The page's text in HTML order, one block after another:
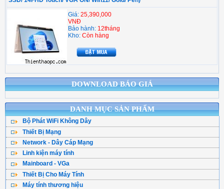
DOWNLOAD BÁO GIÁ
DANH MỤC SẢN PHẨM
Bộ Phát WiFi Không Dây
Bộ Phát WiFi TPLink
WiFi Tenda - DLink
WiFi Totolink - Hik
WiFi Mercusys
WiFi Asus
Thiết Bị Mạng
WiFi Mesh
WiFi Gắn Trần
Kích Sóng WiFi
WiFi Router 4G
Network - Dây Cáp Mạng
Cáp Mạng ( Cuộn )
Cân Bằng Tải
Hạt Bấm Mạng
Linh kiện máy tính
CPU - Bộ vi xử lý
Ổ Cứng SSD
HDD - Ổ đĩa cứng
Mainboard - VGa
Main Asus
Main Asrock
Thiết Bị Cho Máy Tính
Bàn Phím Máy Tính
Máy tính thương hiệu
Giá: 25,390,000
VNĐ
Bảo hành: 12tháng
Kho: Còn hàng